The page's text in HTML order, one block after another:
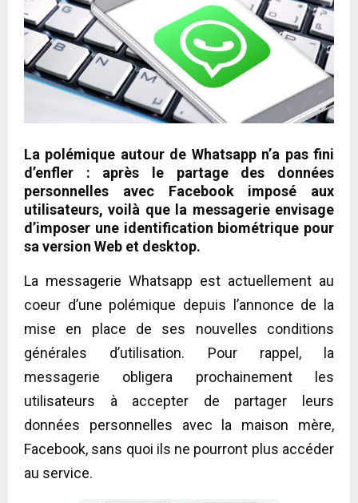
La polémique autour de Whatsapp n’a pas fini
d’enfler : après le partage des données
personnelles avec Facebook imposé aux
utilisateurs, voilà que la messagerie envisage
d’imposer une identification biométrique pour
sa version Web et desktop.
La messagerie Whatsapp est actuellement au
coeur d’une polémique depuis l’annonce de la
mise en place de ses nouvelles conditions
générales d’utilisation. Pour rappel, la
messagerie obligera prochainement les
utilisateurs à accepter de partager leurs
données personnelles avec la maison mère,
Facebook, sans quoi ils ne pourront plus accéder
au service.